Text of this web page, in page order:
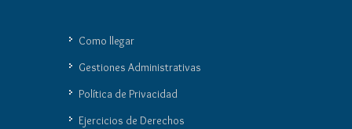
Como llegar
Gestiones Administrativas
Política de Privacidad
Ejercicios de Derechos